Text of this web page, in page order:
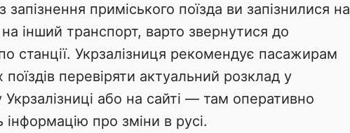
приміського поїзда ви запізнилися на
інший транспорт, варто звернутися до
станції. Укрзалізниця рекомендує пасажирам
поїздів перевіряти актуальний розклад у
Укрзалізниці або на сайті — там оперативно
про зміни в русі.